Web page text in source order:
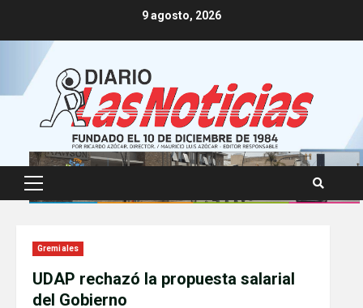
9 agosto, 2026
Primary
Menu
Gremiales
UDAP rechazó la propuesta salarial
del Gobierno